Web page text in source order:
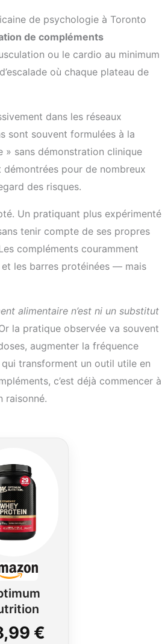
de psychologie à Toronto
de compléments
ou le cardio au minimum
où chaque plateau de
dans les réseaux
sont souvent formulées à la
» sans démonstration clinique
démontrées pour de nombreux
des risques.
Un pratiquant plus expérimenté
tenir compte de ses propres
compléments couramment
et les barres protéinées — mais
alimentaire n’est ni un substitut
la pratique observée va souvent
augmenter la fréquence
transforment un outil utile en
c’est déjà commencer à
raisonné.
Gold €